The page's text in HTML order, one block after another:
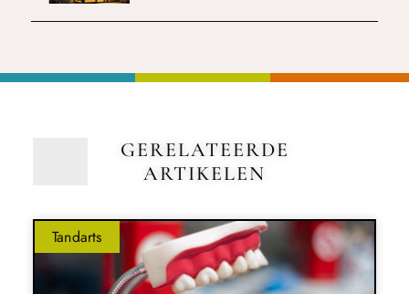
GERELATEERDE
ARTIKELEN
Tandarts